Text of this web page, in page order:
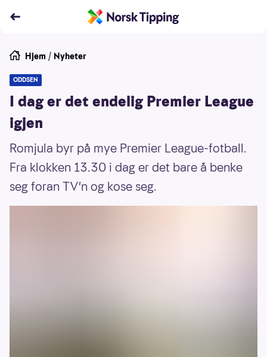
Hjem / Nyheter
ODDSEN
I dag er det endelig Premier League
igjen
Romjula byr på mye Premier League-fotball.
Fra klokken 13.30 i dag er det bare å benke
seg foran TV’n og kose seg.